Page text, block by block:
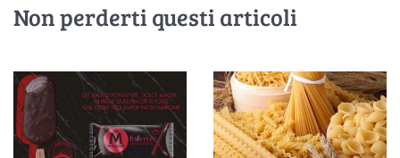
Non perderti questi articoli